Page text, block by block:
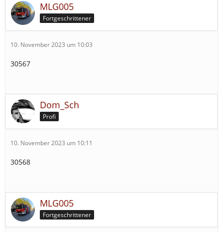
MLG005
Fortgeschrittener
10. November 2023 um 10:03
30567
Dom_Sch
Profi
10. November 2023 um 10:11
30568
MLG005
Fortgeschrittener